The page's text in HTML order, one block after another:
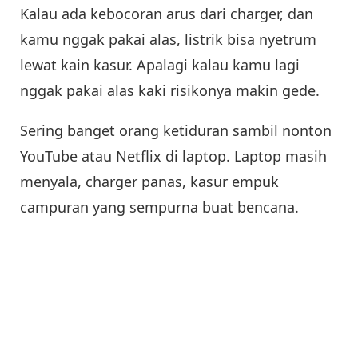
Kalau ada kebocoran arus dari charger, dan
kamu nggak pakai alas, listrik bisa nyetrum
lewat kain kasur. Apalagi kalau kamu lagi
nggak pakai alas kaki risikonya makin gede.
Sering banget orang ketiduran sambil nonton
YouTube atau Netflix di laptop. Laptop masih
menyala, charger panas, kasur empuk
campuran yang sempurna buat bencana.